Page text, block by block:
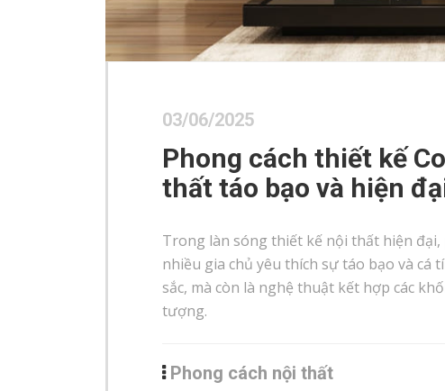
03/06/2025
Phong cách thiết kế
thất táo bạo và hiện
Trong làn sóng thiết kế nội thất hiện
nhiều gia chủ yêu thích sự táo bạo và cá
sắc, mà còn là nghệ thuật kết hợp các
tượng.
Phong cách nội thất